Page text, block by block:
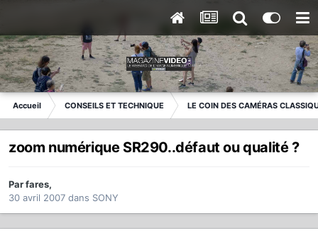
Accueil CONSEILS ET TECHNIQUE LE COIN DES CAMÉRAS
zoom numérique SR290..défaut ou qualité ?
Parfares,
30 avril 2007 dans SONY